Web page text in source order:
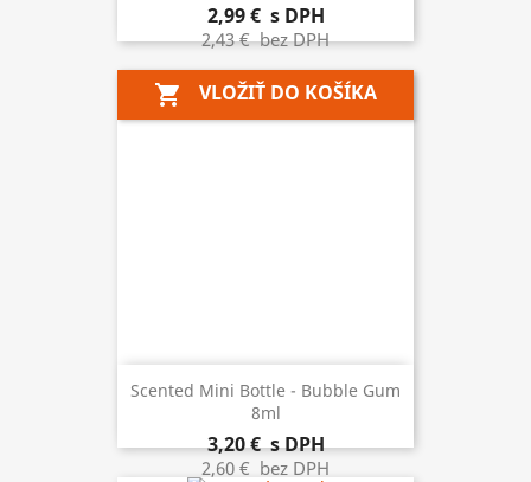
2,99 € s DPH
2,43 €bez DPH
shopping_cart VLOŽIŤ DO KOŠÍKA
Scented Mini Bottle - Bubble Gum
8ml
3,20 €s DPH
2,60 € bez DPH